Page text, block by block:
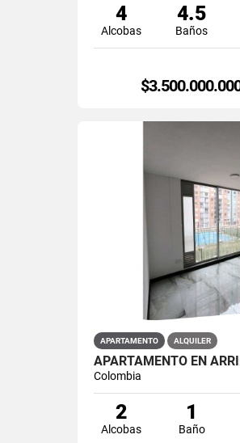
4
Alcobas
4.5
Baños
APARTAMENTO ALQUILER
Colombia
2
Alcobas
1
Baño